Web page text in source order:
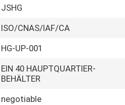
JSHG
ISO/CNAS/IAF/CA
HG-UP-001
EIN 40 HAUPTQUARTIER-
BEHÄLTER
negotiable